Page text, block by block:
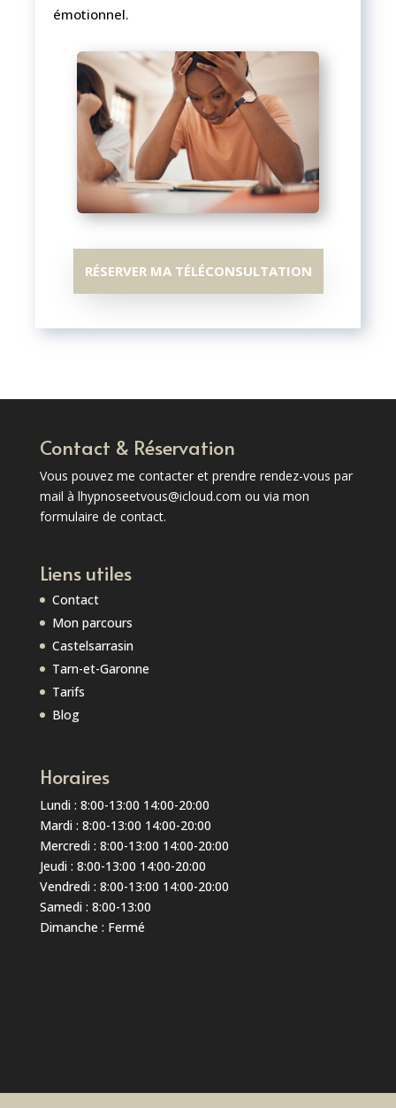
émotionnel.
RÉSERVER MA TÉLÉCONSULTATION
Contact & Réservation
Vous pouvez me contacter et prendre rendez-vous par
mail à lhypnoseetvous@icloud.com ou via mon
formulaire de contact.
Liens utiles
Contact
Mon parcours
Castelsarrasin
Tarn-et-Garonne
Tarifs
Blog
Horaires
Lundi : 8:00-13:00 14:00-20:00
Mardi : 8:00-13:00 14:00-20:00
Mercredi : 8:00-13:00 14:00-20:00
Jeudi : 8:00-13:00 14:00-20:00
Vendredi : 8:00-13:00 14:00-20:00
Samedi : 8:00-13:00
Dimanche : Fermé